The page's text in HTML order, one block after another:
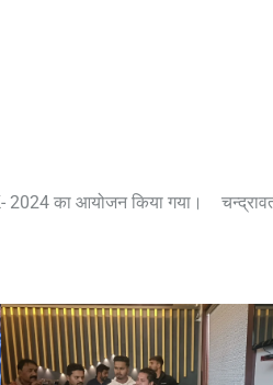
2024 का आयोजन किया गया।